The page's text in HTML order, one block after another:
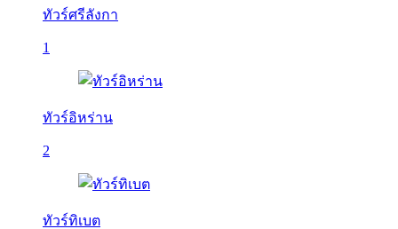
ทัวร์ศรีลังกา
1
ทัวร์อิหร่าน
2
ทัวร์ทิเบต